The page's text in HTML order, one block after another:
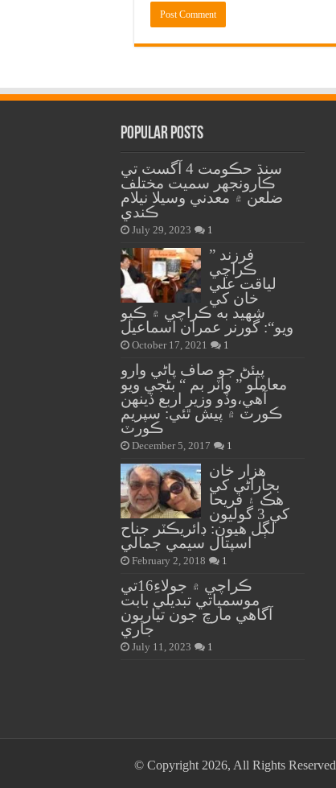
Popular Posts
سنڌ حڪومت 4 آگسٽ تي
ڪارونجهر سميت مختلف
ضلعن ۾ معدني وسيلا نيلام
ڪندي
July 29, 2023 1
” فرزند
ڪراچي
لياقت علي
خان کي
شهيد به ڪراچي ۾ ڪيو
ويو“: گورنر عمران اسماعيل
October 17, 2021 1
پيئڻ جو صاف پاڻي وارو
معاملو ” واٽر بم “ بڻجي ويو
آهي،وڏو وزير اربع ڏينهن
ڪورٽ ۾ پيش ٿئي: سپريم
ڪورٽ
December 5, 2017 1
هزار خان
بجاراڻي کي
هڪ ۽ فريحا
کي 3 گوليون
لڳل هيون: ڊائريڪٽر جناح
اسپتال سيمي جمالي
February 2, 2018 1
ڪراچي ۾ جولاءِ16تي
موسمياتي تبديلي بابت
آگاهي مارچ جون تياريون
جاري
July 11, 2023 1
© Copyright 2026, All Rights Reserved